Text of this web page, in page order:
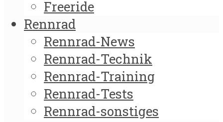
Freeride
Rennrad
Rennrad-News
Rennrad-Technik
Rennrad-Training
Rennrad-Tests
Rennrad-sonstiges